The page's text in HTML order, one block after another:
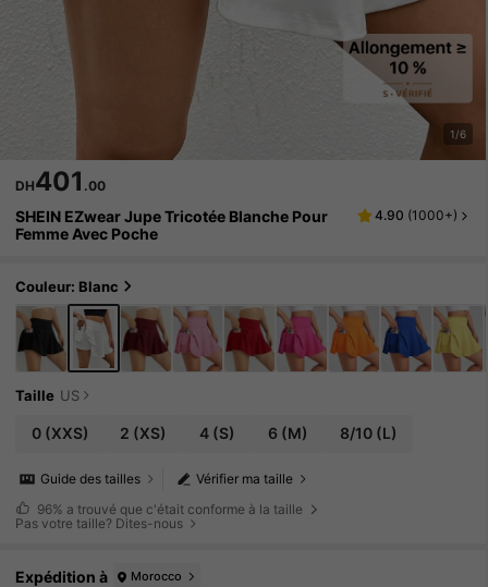
1/6
DH401 .00
SHEIN EZwear Jupe Tricotée Blanche Pour
Femme Avec Poche
4.90 (1000+)
Couleur: Blanc
Taille US
0(XXS) 2 (XS) 4 (S) 6 (M) 8/10 (L)
Vérifier ma taille
Guide des tailles
96% a trouvé que c'était conforme à la taille
Pas votre taille? Dites-nous
Expédition à Morocco